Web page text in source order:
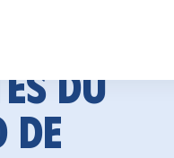
du
de